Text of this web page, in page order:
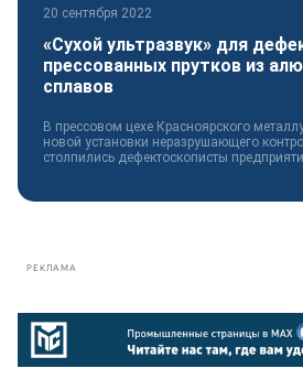
20 сентября 2022
«Сухой ультразвук» для
прессованных прутков из
сплавов
В прессовом цехе Красноярского
новой установки неразрушающего
столпились дефектоскописты
РЕКЛАМА